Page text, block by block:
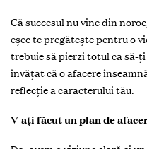
Că succesul nu vine din
eșec te pregătește pentru o
trebuie să pierzi totul ca să-
învățat că o afacere
reflecție a caracterului tău.
V-ați făcut un plan de